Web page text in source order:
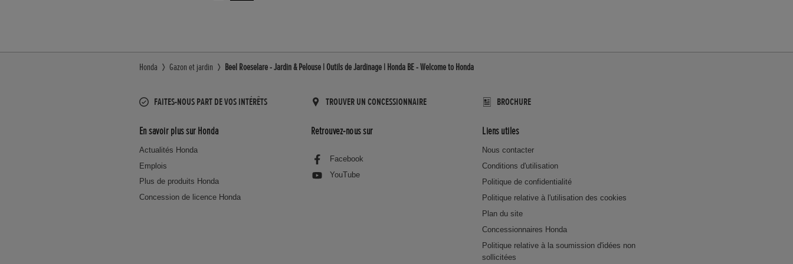
Honda Gazon et jardin Beel Roeselare - Jardin & Pelouse | Outils de Jardinage | Honda BE - Welcome to Honda
FAITES-NOUS PART DE VOS INTÉRÊTS TROUVER UN CONCESSIONNAIRE BROCHURE
En savoir plus sur Honda
Actualités Honda
Emplois
Plus de produits Honda
Concession de licence Honda
Retrouvez-nous sur
Facebook
YouTube
Liens utiles
Nous contacter
Conditions d'utilisation
Politique de confidentialité
Politique relative à l'utilisation des cookies
Plan du site
Concessionnaires Honda
Politique relative à la soumission d'idées non
sollicitées